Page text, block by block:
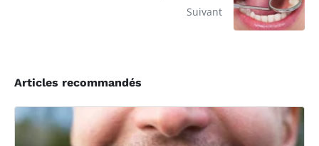
Suivant
Articles recommandés